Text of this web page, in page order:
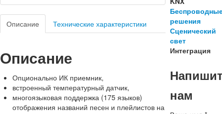
Описание Технические характеристики
Описание
Опционально ИК приемник,
встроенный температурный датчик,
многоязыковая поддержка (175 языков)
отображения названий песен и плейлистов на
решения
Сценический
свет
Интеграция
нам